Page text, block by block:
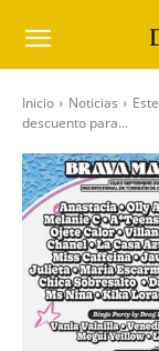
Inicio Noticias
descuento para...